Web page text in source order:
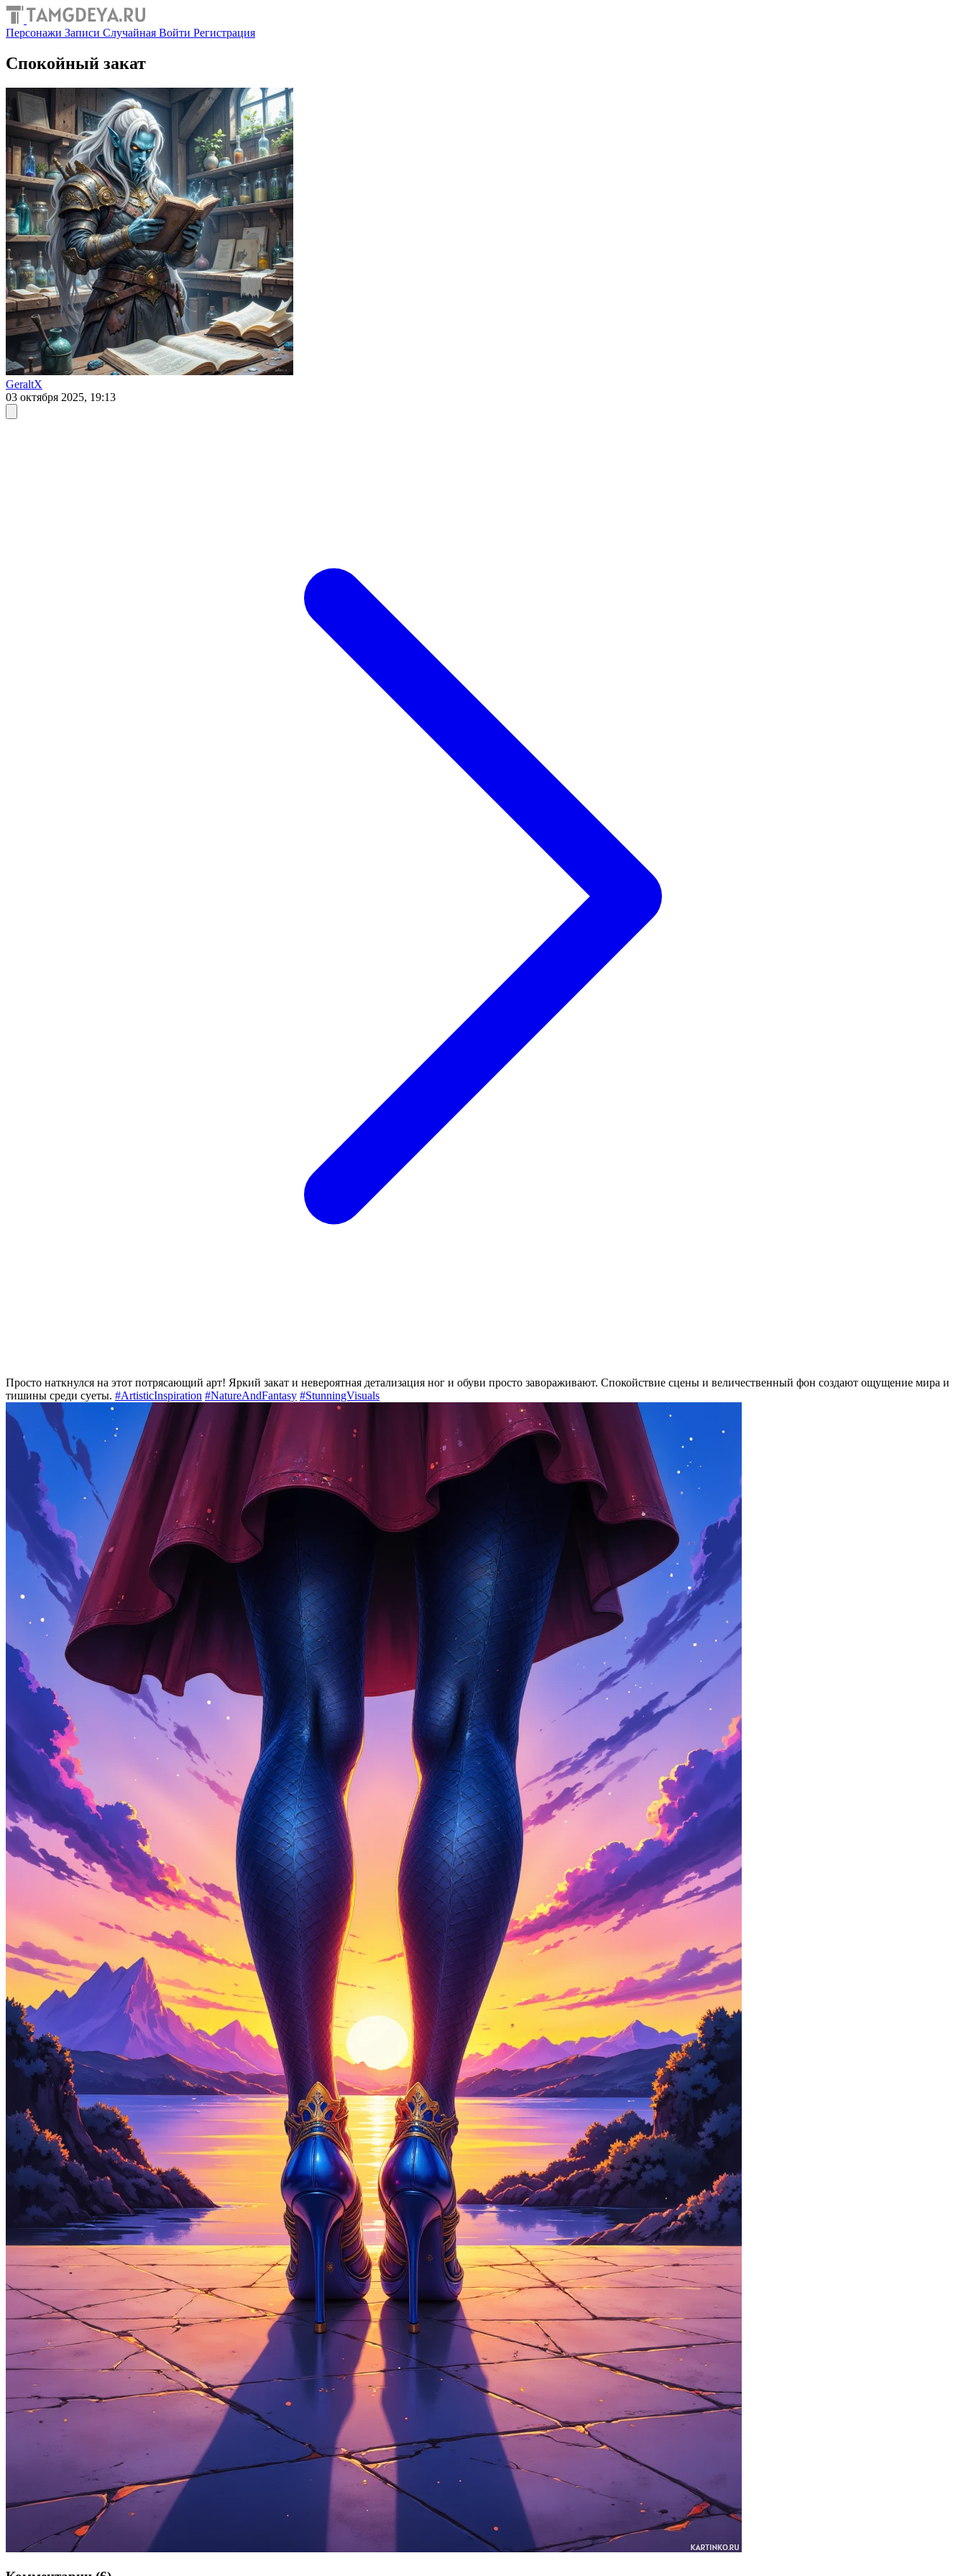
Персонажи Записи Случайная Войти Регистрация
Спокойный закат
GeraltX
03 октября 2025, 19:13
Просто наткнулся на этот потрясающий арт! Яркий закат и невероятная детализация ног и обуви просто завораживают. Спокойствие сцены и величественный фон создают ощущение мира и
тишины среди суеты. #ArtisticInspiration #NatureAndFantasy #StunningVisuals